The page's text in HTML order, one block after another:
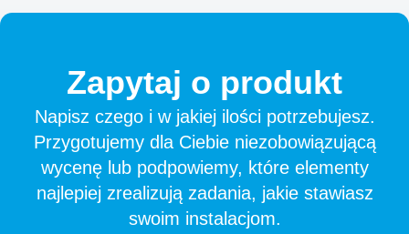
Zapytaj o produkt
Napisz czego i w jakiej ilości potrzebujesz.
Przygotujemy dla Ciebie niezobowiązującą
wycenę lub podpowiemy, które elementy
najlepiej zrealizują zadania, jakie stawiasz
swoim instalacjom.